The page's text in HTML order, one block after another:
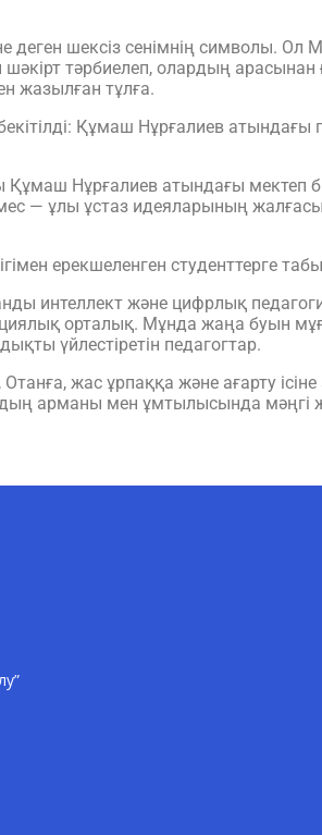
деген шексіз сенімнің символы.
тәрбиелеп, олардың арасынан
жазылған тұлға.
Құмаш Нұрғалиев
Нұрғалиев атындағы мектеп
— ұлы ұстаз идеяларының
ерекшеленген студенттерге
интеллект және цифрлық
орталық. Мұнда жаңа буын
үйлестіретін педагогтар.
жас ұрпаққа және ағарту
арманы мен ұмтылысында мәңгі